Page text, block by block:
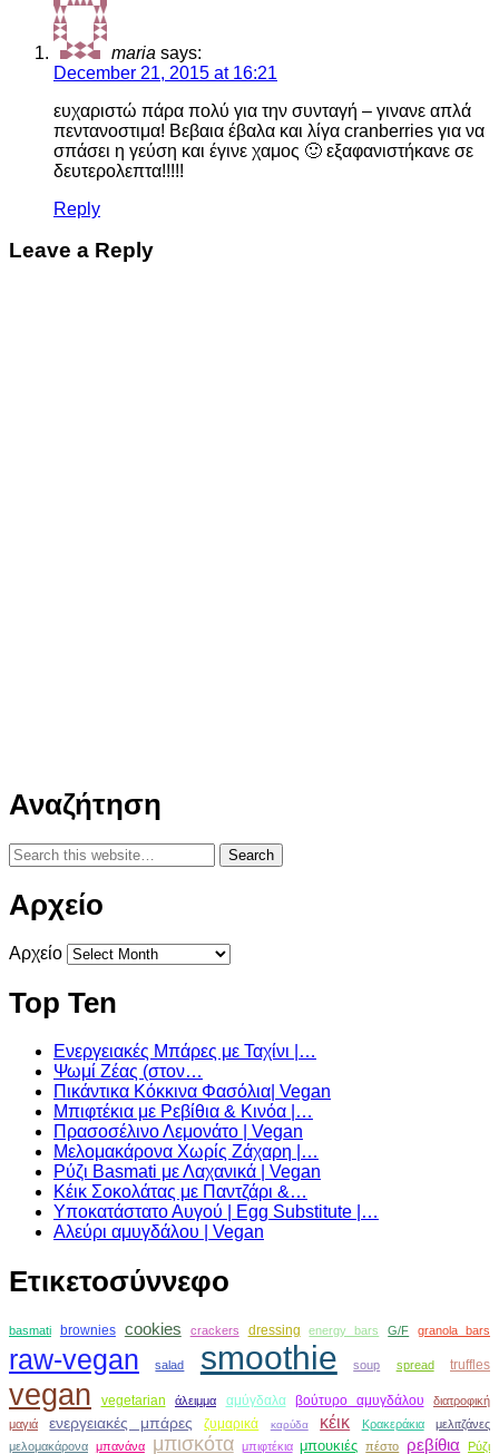
maria says:
December 21, 2015 at 16:21
ευχαριστώ πάρα πολύ για την συνταγή – γινανε απλά
πεντανοστιμα! Βεβαια έβαλα και λίγα cranberries για να
σπάσει η γεύση και έγινε χαμος 🙂 εξαφανιστήκανε σε
δευτερολεπτα!!!!!
Reply
Leave a Reply
Αναζήτηση
Αρχείο
Αρχείο
Top Ten
Ενεργειακές Μπάρες με Ταχίνι |…
Ψωμί Ζέας (στον…
Πικάντικα Κόκκινα Φασόλια| Vegan
Μπιφτέκια με Ρεβίθια & Κινόα |…
Πρασοσέλινο Λεμονάτο | Vegan
Μελομακάρονα Χωρίς Ζάχαρη |…
Ρύζι Basmati με Λαχανικά | Vegan
Κέικ Σοκολάτας με Παντζάρι &…
Υποκατάστατο Αυγού | Egg Substitute |…
Αλεύρι αμυγδάλου | Vegan
Ετικετοσύννεφο
basmati brownies cookies crackers dressing energy bars G/F granola bars
raw-vegan salad smoothie soup spread truffles
vegan vegetarian άλειμμα αμύγδαλα βούτυρο αμυγδάλου
διατροφική
μαγιά
ενεργειακές μπάρες ζυμαρικά καρύδα κέικ Κρακεράκια
μελιτζάνες
μελομακάρονα μπανάνα μπισκότα μπιφτέκια μπουκιές πέστο ρεβίθια Ρύζι